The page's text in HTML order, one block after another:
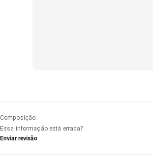
Composição:
Essa informação está errada?
Enviar revisão